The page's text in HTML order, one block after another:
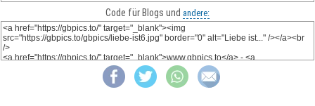
Code für Blogs und andere: